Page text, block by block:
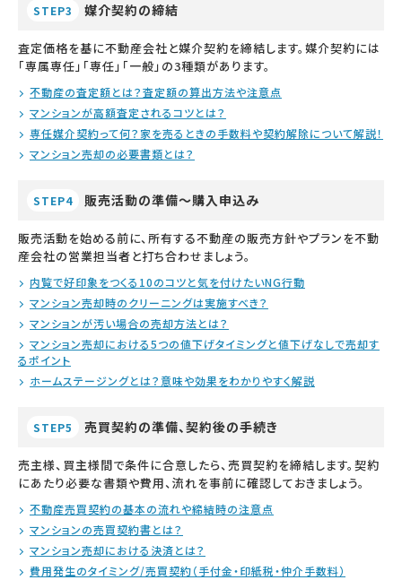
STEP3 媒介契約の締結
査定価格を基に不動産会社と媒介契約を締結します。媒介契約には
「専属専任」「専任」「一般」の3種類があります。
不動産の査定額とは？査定額の算出方法や注意点
マンションが高額査定されるコツとは？
専任媒介契約って何？家を売るときの手数料や契約解除について解説！
マンション売却の必要書類とは？
STEP4 販売活動の準備～購入申込み
販売活動を始める前に、所有する不動産の販売方針やプランを不動
産会社の営業担当者と打ち合わせましょう。
内覧で好印象をつくる10のコツと気を付けたいNG行動
マンション売却時のクリーニングは実施すべき？
マンションが汚い場合の売却方法とは？
マンション売却における5つの値下げタイミングと値下げなしで売却す
るポイント
ホームステージングとは？意味や効果をわかりやすく解説
STEP5 売買契約の準備、契約後の手続き
売主様、買主様間で条件に合意したら、売買契約を締結します。契約
にあたり必要な書類や費用、流れを事前に確認しておきましょう。
不動産売買契約の基本の流れや締結時の注意点
マンションの売買契約書とは？
マンション売却における決済とは？
費用発生のタイミング/売買契約（手付金・印紙税・仲介手数料）